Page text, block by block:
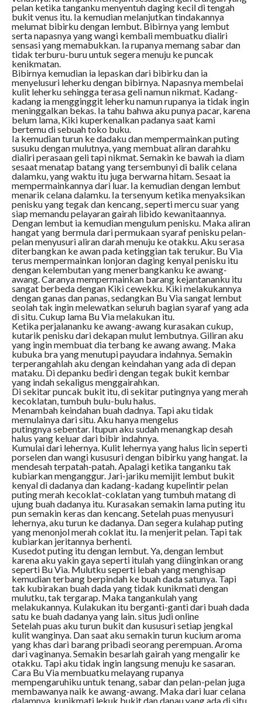
pelan ketika tanganku menyentuh daging kecil di tengah
bukit venus itu. Ia kemudian melanjutkan tindakannya
melumat bibirku dengan lembut. Bibirnya yang lembut
serta napasnya yang wangi kembali membuatku dialiri
sensasi yang memabukkan. Ia rupanya memang sabar dan
tidak terburu-buru untuk segera menuju ke puncak
kenikmatan.
Bibirnya kemudian ia lepaskan dari bibirku dan ia
menyelusuri leherku dengan bibirnya. Napasnya membelai
kulit leherku sehingga terasa geli namun nikmat. Kadang-
kadang ia mengginggit leherku namun rupanya ia tidak ingin
meninggalkan bekas. Ia tahu bahwa aku punya pacar, karena
belum lama, Kiki kuperkenalkan padanya saat kami
bertemu di sebuah toko buku.
Ia kemudian turun ke dadaku dan mempermainkan puting
susuku dengan mulutnya, yang membuat aliran darahku
dialiri perasaan geli tapi nikmat. Semakin ke bawah ia diam
sesaat menatap batang yang tersembunyi di balik celana
dalamku, yang waktu itu juga berwarna hitam. Sesaat ia
mempermainkannya dari luar. Ia kemudian dengan lembut
menarik celana dalamku. Ia tersenyum ketika menyaksikan
penisku yang tegak dan kencang, seperti mercu suar yang
siap memandu pelayaran gairah libido kewanitaannya.
Dengan lembut ia kemudian mengulum penisku. Maka aliran
hangat yang bermula dari permukaan syaraf penisku pelan-
pelan menyusuri aliran darah menuju ke otakku. Aku serasa
diterbangkan ke awan pada ketinggian tak terukur. Bu Via
terus mempermainkan lonjoran daging kenyal penisku itu
dengan kelembutan yang menerbangkanku ke awang-
awang. Caranya mempermainkan barang kejantananku itu
sangat berbeda dengan Kiki cewekku. Kiki melakukannya
dengan ganas dan panas, sedangkan Bu Via sangat lembut
seolah tak ingin melewatkan seluruh bagian syaraf yang ada
di situ. Cukup lama Bu Via melakukan itu.
Ketika perjalananku ke awang-awang kurasakan cukup,
kutarik penisku dari dekapan mulut lembutnya. Giliran aku
yang ingin membuat dia terbang ke awang awang. Maka
kubuka bra yang menutupi payudara indahnya. Semakin
terperangahlah aku dengan keindahan yang ada di depan
mataku. Di depanku bediri dengan tegak bukit kembar
yang indah sekaligus menggairahkan.
Di sekitar puncak bukit itu, di sekitar putingnya yang merah
kecoklatan, tumbuh bulu-bulu halus.
Menambah keindahan buah dadnya. Tapi aku tidak
memulainya dari situ. Aku hanya mengelus
putingnya sebentar. Itupun aku sudah menangkap desah
halus yang keluar dari bibir indahnya.
Kumulai dari lehernya. Kulit lehernya yang halus licin seperti
porselen dan wangi kususuri dengan bibirku yang hangat. Ia
mendesah terpatah-patah. Apalagi ketika tanganku tak
kubiarkan menganggur. Jari-jariku memijit lembut bukit
kenyal di dadanya dan kadang-kadang kupelintir pelan
puting merah kecoklat-coklatan yang tumbuh matang di
ujung buah dadanya itu. Kurasakan semakin lama puting itu
pun semakin keras dan kencang. Setelah puas menyusuri
lehernya, aku turun ke dadanya. Dan segera kulahap puting
yang menonjol merah coklat itu. Ia menjerit pelan. Tapi tak
kubiarkan jeritannya berhenti.
Kusedot puting itu dengan lembut. Ya, dengan lembut
karena aku yakin gaya seperti itulah yang diinginkan orang
seperti Bu Via. Mulutku seperti lebah yang menghisap
kemudian terbang berpindah ke buah dada satunya. Tapi
tak kubirakan buah dada yang tidak kunikmati dengan
mulutku, tak tergarap. Maka tangankulah yang
melakukannya. Kulakukan itu berganti-ganti dari buah dada
satu ke buah dadanya yang lain. situs judi online
Setelah puas aku turun bukit dan kususuri setiap jengkal
kulit wanginya. Dan saat aku semakin turun kucium aroma
yang khas dari barang pribadi seorang perempuan. Aroma
dari vaginanya. Semakin besarlah gairah yang mengalir ke
otakku. Tapi aku tidak ingin langsung menuju ke sasaran.
Cara Bu Via membuatku melayang rupanya
mempengaruhiku untuk tenang, sabar dan pelan-pelan juga
membawanya naik ke awang-awang. Maka dari luar celana
dalamnya, kunikmati lekuk bukit dan danau yang ada di situ